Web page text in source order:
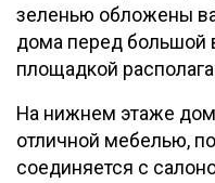
зеленью обложены
дома перед
площадкой
На нижнем этаже
отличной мебелью,
соединяется с